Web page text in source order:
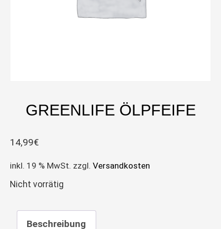
GREENLIFE ÖLPFEIFE
14,99€
inkl. 19 % MwSt. zzgl. Versandkosten
Nicht vorrätig
Beschreibung